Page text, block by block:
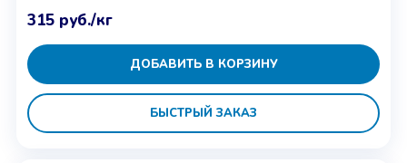
315 руб./кг
ДОБАВИТЬ В КОРЗИНУ
БЫСТРЫЙ ЗАКАЗ